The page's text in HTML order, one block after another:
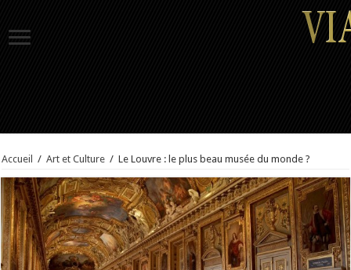
Accueil / Art et Culture / Le Louvre : le plus beau musée du monde ?